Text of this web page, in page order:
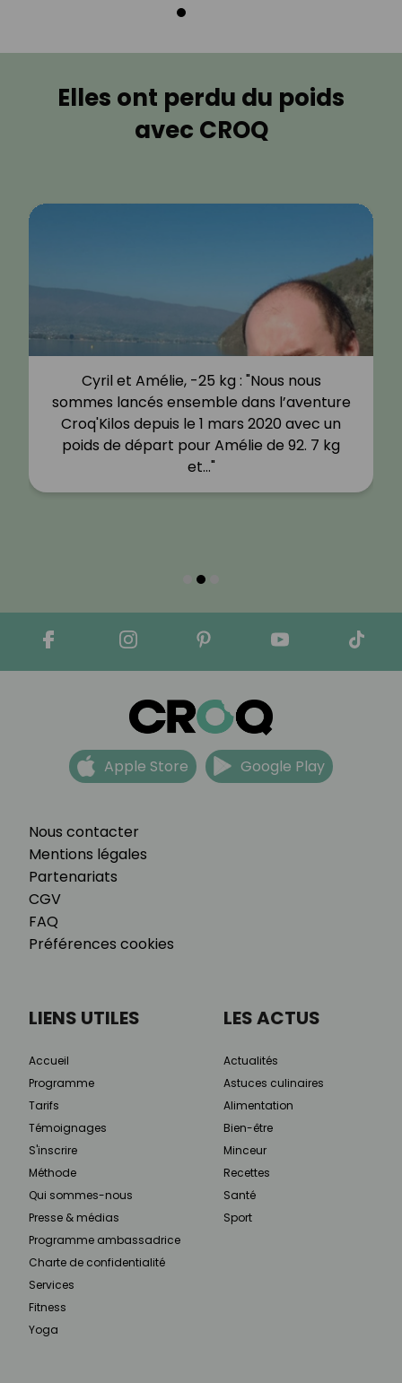
Elles ont perdu du poids
avec CROQ
Cyril et Amélie, -25 kg : "Nous nous
sommes lancés ensemble dans l’aventure
Croq'Kilos depuis le 1 mars 2020 avec un
poids de départ pour Amélie de 92. 7 kg
et…"
Nous contacter
Mentions légales
Partenariats
CGV
FAQ
Préférences cookies
Apple Store Google Play
LIENS UTILES
Accueil
Programme
Tarifs
Témoignages
S'inscrire
Méthode
Qui sommes-nous
Presse & médias
Programme ambassadrice
Charte de confidentialité
Services
Fitness
Yoga
LES ACTUS
Actualités
Astuces culinaires
Alimentation
Bien-être
Minceur
Recettes
Santé
Sport